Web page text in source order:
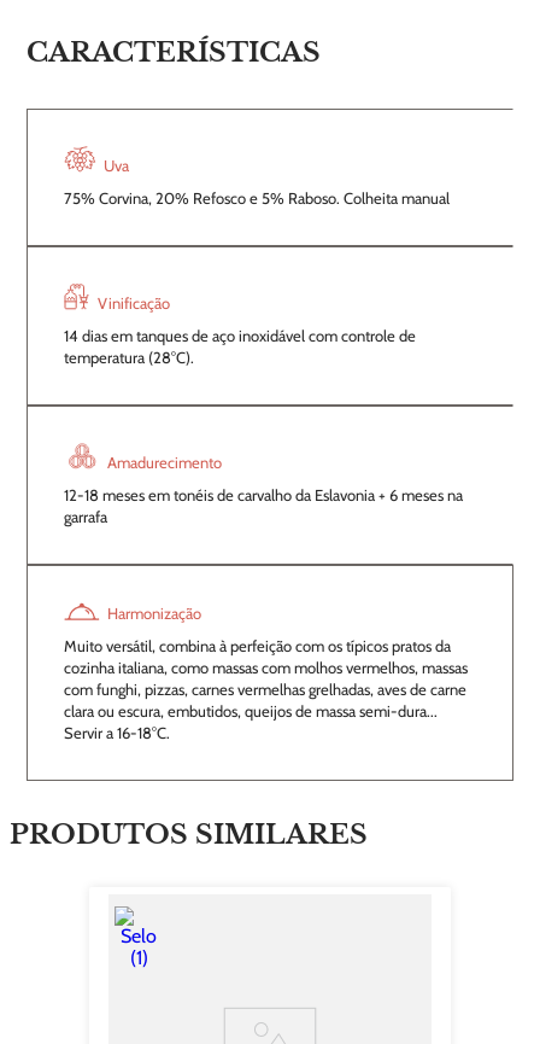
CARACTERÍSTICAS
Uva
75% Corvina, 20% Refosco e 5% Raboso. Colheita manual
Vinificação
14 dias em tanques de aço inoxidável com controle de
temperatura (28°C).
Amadurecimento
12-18 meses em tonéis de carvalho da Eslavonia + 6 meses na
garrafa
Harmonização
Muito versátil, combina à perfeição com os típicos pratos da
cozinha italiana, como massas com molhos vermelhos, massas
com funghi, pizzas, carnes vermelhas grelhadas, aves de carne
clara ou escura, embutidos, queijos de massa semi-dura...
Servir a 16-18°C.